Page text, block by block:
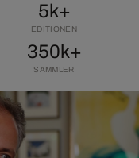
5k+
EDITIONEN
350k+
SAMMLER